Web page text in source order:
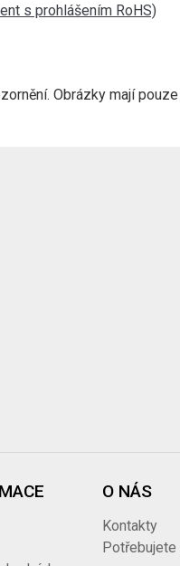
s prohlášením RoHS)
Obrázky mají
O NÁS
Kontakty
Potřebujete